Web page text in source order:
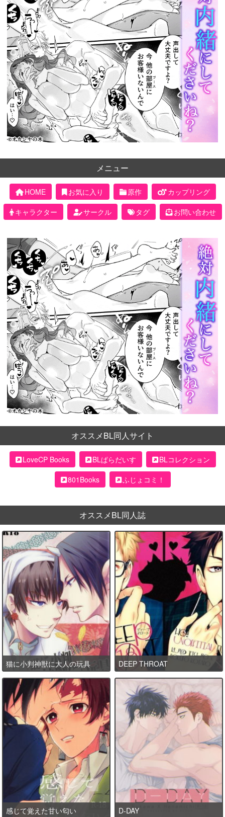
メニュー
HOME お気に入り 原作
カップリング
キャラクター
サークル タグ お問い合わせ
オススメBL同人サイト
LoveCP Books BLぱらだいす
BLコレクション
801Books
ふじょコミ！
オススメBL同人誌
猫に小判神獣に大人の玩具 DEEP THROAT
感じて覚えた甘い匂い D-DAY